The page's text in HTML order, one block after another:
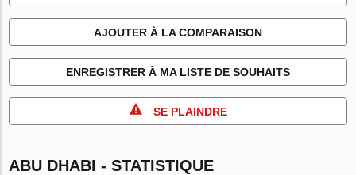
AJOUTER À LA COMPARAISON
ENREGISTRER À MA LISTE DE SOUHAITS
SE PLAINDRE
ABU DHABI - STATISTIQUE